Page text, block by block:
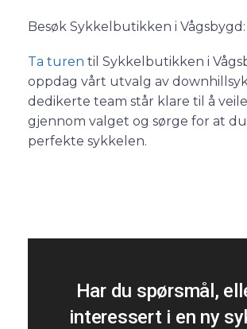
Besøk Sykkelbutikken i Vågsbygd:
Ta turen til Sykkelbutikken i
oppdag vårt utvalg av
dedikerte team står klare til å
gjennom valget og sørge for at
perfekte sykkelen.
Har du spørsmål,
interessert i en ny